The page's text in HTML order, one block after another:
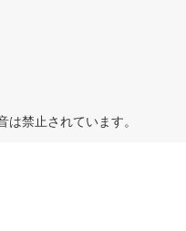
禁止されています。